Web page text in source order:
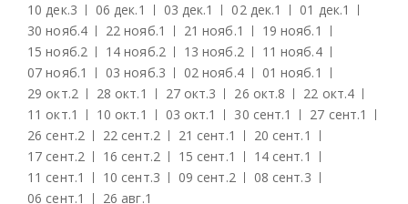
10 дек.3 06 дек.1 03 дек.1 02 дек.1 01 дек.1
30 нояб.4 22 нояб.1 21 нояб.1 19 нояб.1
15 нояб.2 14 нояб.2 13 нояб.2 11 нояб.4
07 нояб.1 03 нояб.3 02 нояб.4 01 нояб.1
29 окт.2 28 окт.1 27 окт.3 26 окт.8 22 окт.4
11 окт.1 10 окт.1 03 окт.1 30 сент.1 27 сент.1
26 сент.2 22 сент.2 21 сент.1 20 сент.1
17 сент.2 16 сент.2 15 сент.1 14 сент.1
11 сент.1 10 сент.3 09 сент.2 08 сент.3
06 сент.1 26 авг.1